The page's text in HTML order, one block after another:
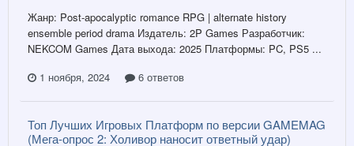
Жанр: Post-apocalyptic romance RPG | alternate history
ensemble period drama Издатель: 2P Games Разработчик:
NEKCOM Games Дата выхода: 2025 Платформы: PC, PS5 ...
1 ноября, 2024
6 ответов
Топ Лучших Игровых Платформ по версии GAMEMAG
(Мега-опрос 2: Холивор наносит ответный удар)